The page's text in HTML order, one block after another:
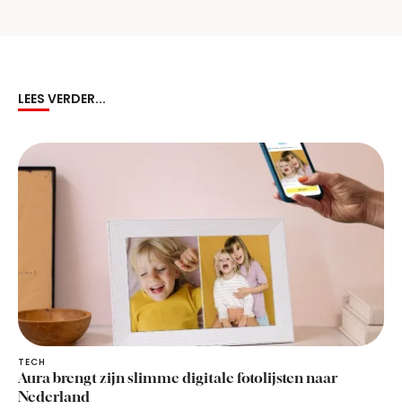
LEES VERDER...
TECH
Aura brengt zijn slimme digitale fotolijsten naar
Nederland